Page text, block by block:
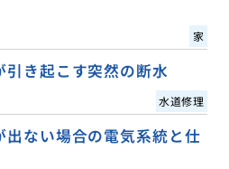
家
き起こす突然の断水
水道修理
ない場合の電気系統と仕